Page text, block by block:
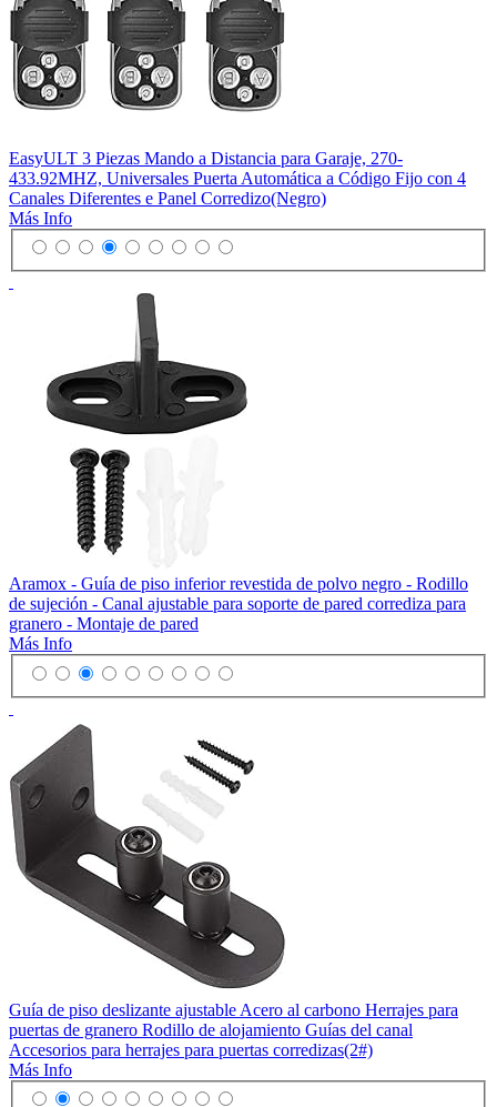
EasyULT 3 Piezas Mando a Distancia para Garaje, 270-
433.92MHZ, Universales Puerta Automática a Código Fijo con 4
Canales Diferentes e Panel Corredizo(Negro)
Más Info
Aramox - Guía de piso inferior revestida de polvo negro - Rodillo
de sujeción - Canal ajustable para soporte de pared corrediza para
granero - Montaje de pared
Más Info
Guía de piso deslizante ajustable Acero al carbono Herrajes para
puertas de granero Rodillo de alojamiento Guías del canal
Accesorios para herrajes para puertas corredizas(2#)
Más Info